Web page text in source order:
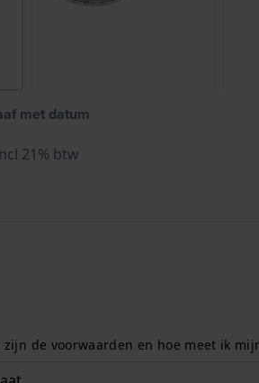
met datum
21% btw
de voorwaarden en hoe meet ik